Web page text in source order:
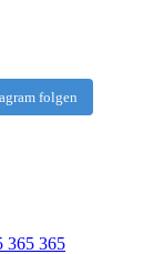
folgen
365 365